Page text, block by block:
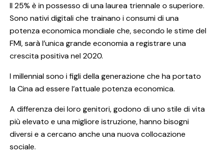
Il 25% è in possesso di una laurea triennale o superiore.
Sono nativi digitali che trainano i consumi di una
potenza economica mondiale che, secondo le stime del
FMI, sarà l’unica grande economia a registrare una
crescita positiva nel 2020.
I millennial sono i figli della generazione che ha portato
la Cina ad essere l’attuale potenza economica.
A differenza dei loro genitori, godono di uno stile di vita
più elevato e una migliore istruzione, hanno bisogni
diversi e a cercano anche una nuova collocazione
sociale.